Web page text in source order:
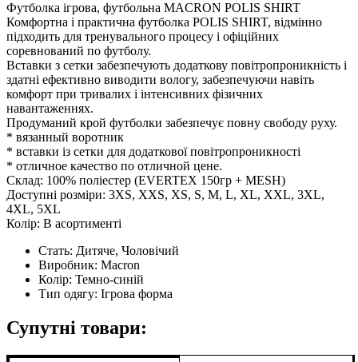
Футболка ігрова, футбольна MACRON POLIS SHIRT
Комфортна і практична футболка POLIS SHIRT, відмінно
підходить для тренувального процесу і офіційних
соревнований по футболу.
Вставки з сетки забезпечують додаткову повітропроникність і
здатні ефективно виводити вологу, забезпечуючи навіть
комфорт при тривалих і інтенсивних фізичних
навантаженнях.
Продуманий крой футболки забезпечує повну свободу руху.
* вязанный воротник
* вставки із сетки для додаткової повітропроникності
* отличное качество по отличной цене.
Склад: 100% поліестер (EVERTEX 150гр + MESH)
Доступні розміри: 3XS, XXS, XS, S, M, L, XL, XXL, 3XL,
4XL, 5XL
Колір: В асортименті
Стать: Дитяче, Чоловічий
Виробник: Macron
Колір: Темно-синій
Тип одягу: Ігрова форма
Супутні товари: